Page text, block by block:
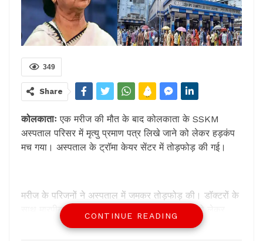
349
Share
कोलकाताः एक मरीज की मौत के बाद कोलकाता के SSKM
अस्पताल परिसर में मृत्यु प्रमाण पत्र लिखे जाने को लेकर हड़कंप
मच गया। अस्पताल के ट्रॉमा केयर सेंटर में तोड़फोड़ की गई।
मरीज के परिजनों ने अस्पताल में जमकर तोड़फोड़ की। डॉक्टरों के
साथ मारपीट भी की। डॉक्टरों से मारपीट की घटना को लेकर
अस्पताल परिसर में तनाव है।
CONTINUE READING